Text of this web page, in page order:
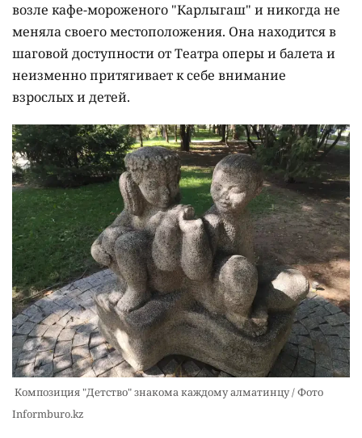
возле кафе-мороженого "Карлыгаш" и никогда не
меняла своего местоположения. Она находится в
шаговой доступности от Театра оперы и балета и
неизменно притягивает к себе внимание
взрослых и детей.
Композиция "Детство" знакома каждому алматинцу / Фото
Informburo.kz